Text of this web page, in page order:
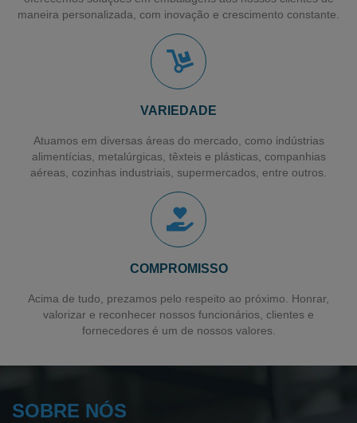
Distribuidor de Fita Adesiva Larga
Sacos Plásticos para Talher
Sacos Plásticos Recicláveis
Sacos Plásticos Personalizados
Sacos em Polietileno de Alta Densidade
Fábrica de Sacos Hamper
maneira personalizada, com inovação e crescimento constante.
VARIEDADE
Atuamos em diversas áreas do mercado, como indústrias
alimentícias, metalúrgicas, têxteis e plásticas, companhias
aéreas, cozinhas industriais, supermercados, entre outros.
COMPROMISSO
Acima de tudo, prezamos pelo respeito ao próximo. Honrar,
valorizar e reconhecer nossos funcionários, clientes e
fornecedores é um de nossos valores.
SOBRE NÓS